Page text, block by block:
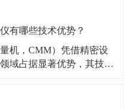
度剧烈波动或潮湿导致设
有哪些技术优势？
机，CMM）凭借精密设
域占据显著优势，其技术
国蔡司、美国 API、日本